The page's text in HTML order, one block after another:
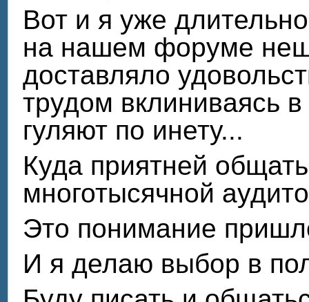
Вот и я уже
на нашем форуме
доставляло
трудом вклиниваясь
гуляют по инету...
Куда приятней
многотысячной
Это понимание
И я делаю выбор в